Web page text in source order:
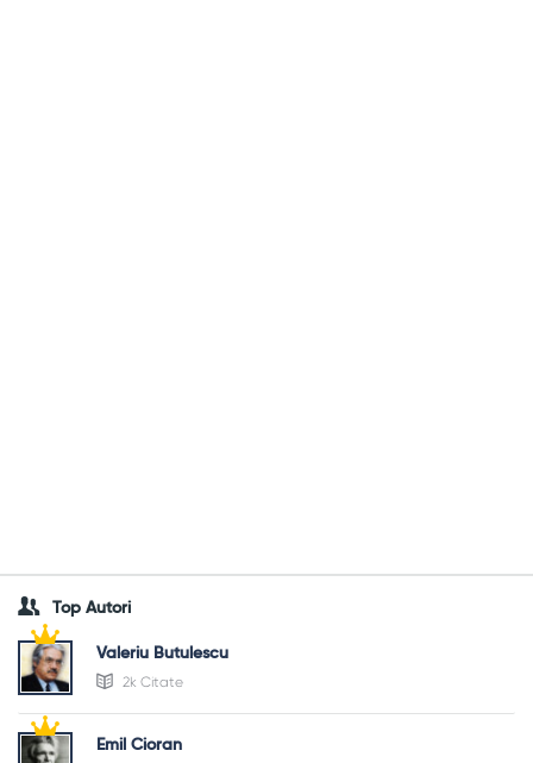
Top Autori
Valeriu Butulescu
2k Citate
Emil Cioran